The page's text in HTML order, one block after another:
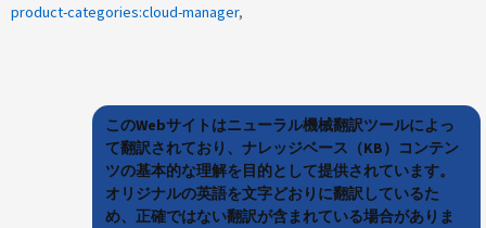
product-categories:cloud-manager
このWebサイトはニューラル機械翻訳ツールによっ
て翻訳されており、ナレッジベース（KB）コンテン
ツの基本的な理解を目的として提供されています。
オリジナルの英語を文字どおりに翻訳しているた
め、正確ではない翻訳が含まれている場合がありま